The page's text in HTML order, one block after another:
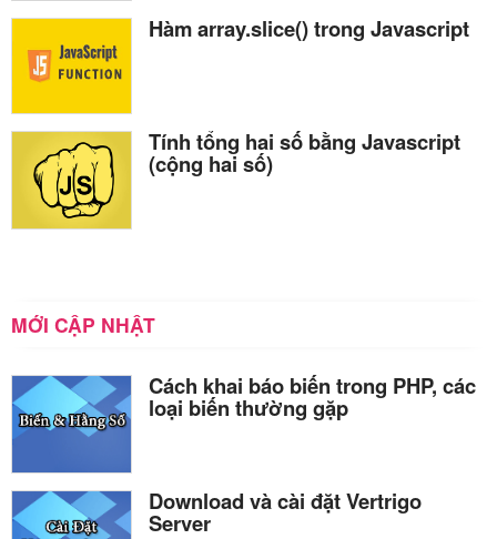
Hàm array.slice() trong Javascript
Tính tổng hai số bằng Javascript
(cộng hai số)
MỚI CẬP NHẬT
Cách khai báo biến trong PHP, các
loại biến thường gặp
Download và cài đặt Vertrigo
Server